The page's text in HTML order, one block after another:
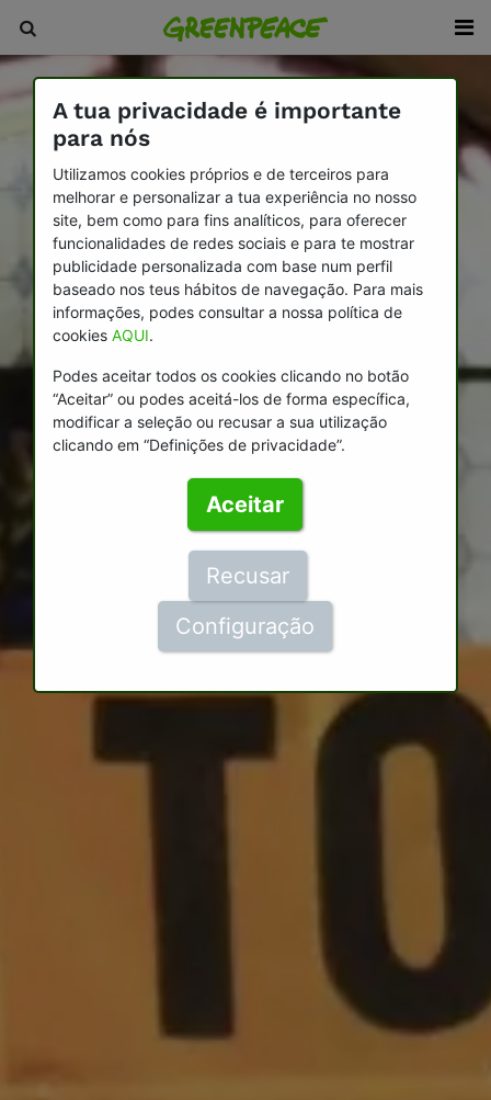
A tua privacidade é importante
para nós
Utilizamos cookies próprios e de terceiros para
melhorar e personalizar a tua experiência no nosso
site, bem como para fins analíticos, para oferecer
funcionalidades de redes sociais e para te mostrar
publicidade personalizada com base num perfil
baseado nos teus hábitos de navegação. Para mais
informações, podes consultar a nossa política de
cookies AQUI.
Podes aceitar todos os cookies clicando no botão
“Aceitar” ou podes aceitá-los de forma específica,
modificar a seleção ou recusar a sua utilização
clicando em “Definições de privacidade”.
Aceitar
Recusar
Configuração